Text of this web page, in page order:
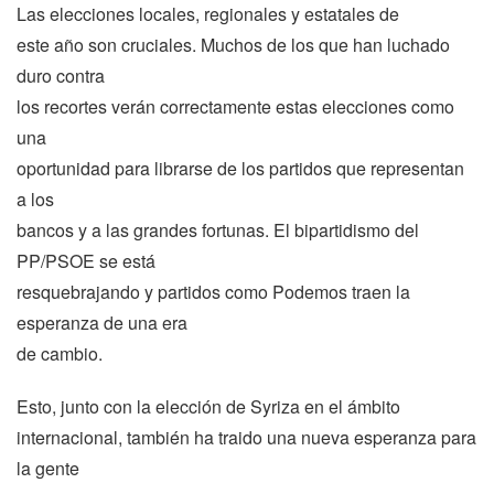
Las elecciones locales, regionales y estatales de
este año son cruciales. Muchos de los que han luchado
duro contra
los recortes verán correctamente estas elecciones como
una
oportunidad para librarse de los partidos que representan
a los
bancos y a las grandes fortunas. El bipartidismo del
PP/PSOE se está
resquebrajando y partidos como Podemos traen la
esperanza de una era
de cambio.
Esto, junto con la elección de Syriza en el ámbito
internacional, también ha traido una nueva esperanza para
la gente